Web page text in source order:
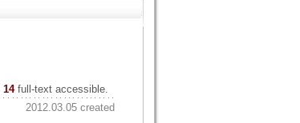
14full-text accessible.
2012.03.05 created